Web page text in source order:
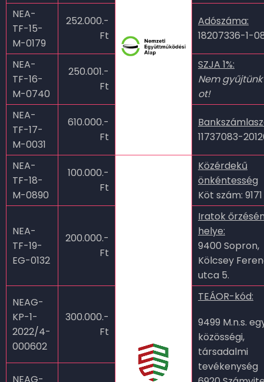
NEA-
TF-15-
M-0179
252.000.-
Ft
Adószáma:
18207336-1-
NEA-
TF-16-
M-0740
250.001.-
Ft
SZJA 1%:
Nem gyűjtünk
ot!
NEA-
TF-17-
M-0031
610.000.-
Ft
11737083-
NEA-
TF-18-
M-0890
100.000.-
Ft
Közérdekű
önkéntesség
Köt szám: 9171
NEA-
TF-19-
EG-0132
200.000.-
Ft
Iratok
helye:
9400 Sopron,
Kölcsey
utca 5.
NEAG-
KP-1-
2022/4-
000602
300.000.-
Ft
TEÁOR-kód:
9499 M.n.s.
közösségi,
társadalmi
tevékenység